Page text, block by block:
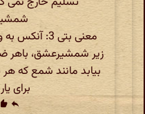
معنی بتی 3:
زیر شمشیرعشق، باهر
بیابد مانند شمع که
برای
reply